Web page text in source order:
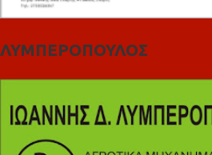
ΛΥΜΠΕΡΟΠΟΥΛΟΣ